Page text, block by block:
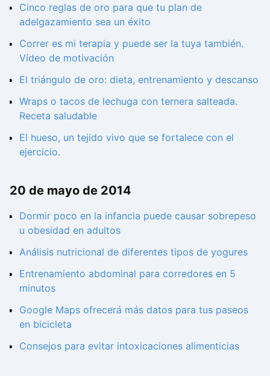
Cinco reglas de oro para que tu plan de
adelgazamiento sea un éxito
Correr es mi terapia y puede ser la tuya también.
Vídeo de motivación
El triángulo de oro: dieta, entrenamiento y descanso
Wraps o tacos de lechuga con ternera salteada.
Receta saludable
El hueso, un tejido vivo que se fortalece con el
ejercicio.
20 de mayo de 2014
Dormir poco en la infancia puede causar sobrepeso
u obesidad en adultos
Análisis nutricional de diferentes tipos de yogures
Entrenamiento abdominal para corredores en 5
minutos
Google Maps ofrecerá más datos para tus paseos
en bicicleta
Consejos para evitar intoxicaciones alimenticias